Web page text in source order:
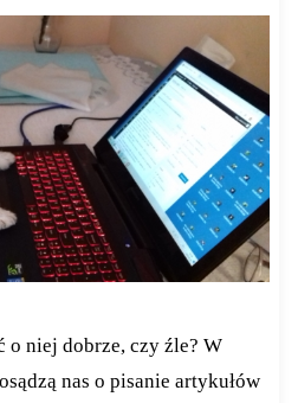
o niej dobrze, czy źle? W
nas o pisanie artykułów